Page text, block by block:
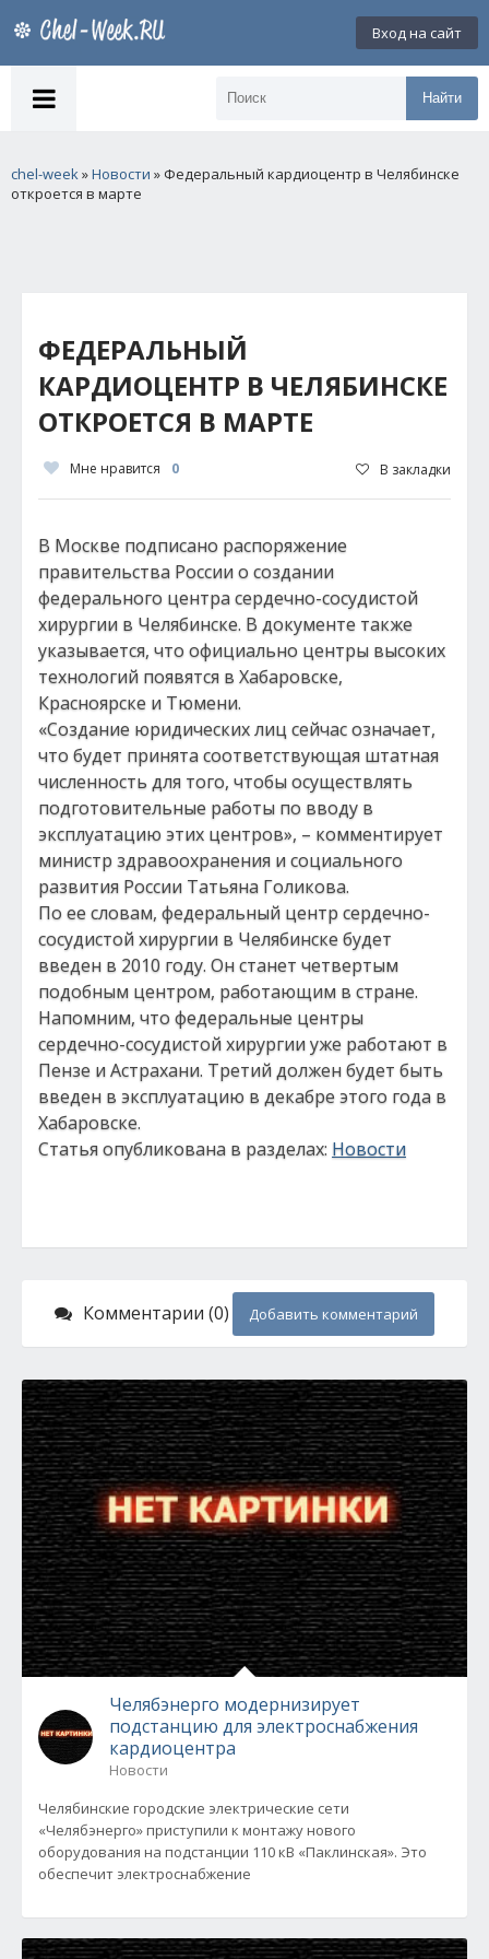
Вход на сайт
Найти
chel-week»Новости » Федеральный кардиоцентр в Челябинске
откроется в марте
ФЕДЕРАЛЬНЫЙ
КАРДИОЦЕНТР В ЧЕЛЯБИНСКЕ
ОТКРОЕТСЯ В МАРТЕ
Мне нравится 0 В закладки
В Москве подписано распоряжение
правительства России о создании
федерального центра сердечно-сосудистой
хирургии в Челябинске. В документе также
указывается, что официально центры высоких
технологий появятся в Хабаровске,
Красноярске и Тюмени.
«Создание юридических лиц сейчас означает,
что будет принята соответствующая штатная
численность для того, чтобы осуществлять
подготовительные работы по вводу в
эксплуатацию этих центров», – комментирует
министр здравоохранения и социального
развития России Татьяна Голикова.
По ее словам, федеральный центр сердечно-
сосудистой хирургии в Челябинске будет
введен в 2010 году. Он станет четвертым
подобным центром, работающим в стране.
Напомним, что федеральные центры
сердечно-сосудистой хирургии уже работают в
Пензе и Астрахани. Третий должен будет быть
введен в эксплуатацию в декабре этого года в
Хабаровске.
Статья опубликована в разделах: Новости
Комментарии (0) Добавить комментарий
Челябэнерго модернизирует
подстанцию для электроснабжения
кардиоцентра
Новости
Челябинские городские электрические сети
«Челябэнерго» приступили к монтажу нового
оборудования на подстанции 110 кВ «Паклинская». Это
обеспечит электроснабжение